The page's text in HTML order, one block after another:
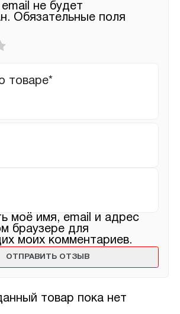
товар пока нет
не будет
Обязательные поля
моё имя, email и адрес
браузере для
моих комментариев.